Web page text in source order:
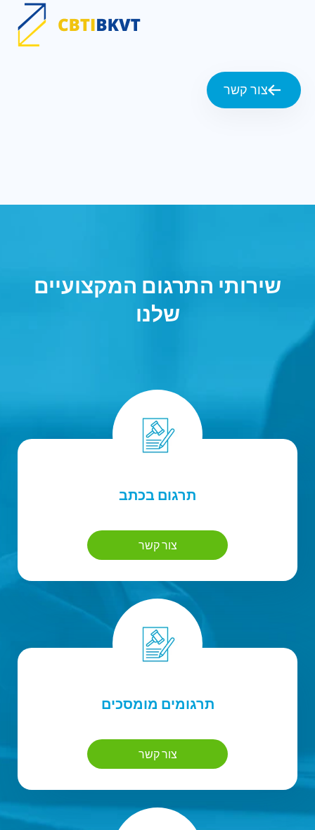
צור קשר
שירותי התרגום המקצועיים
שלנו
תרגום בכתב
צור קשר
תרגומים מומסכים
צור קשר